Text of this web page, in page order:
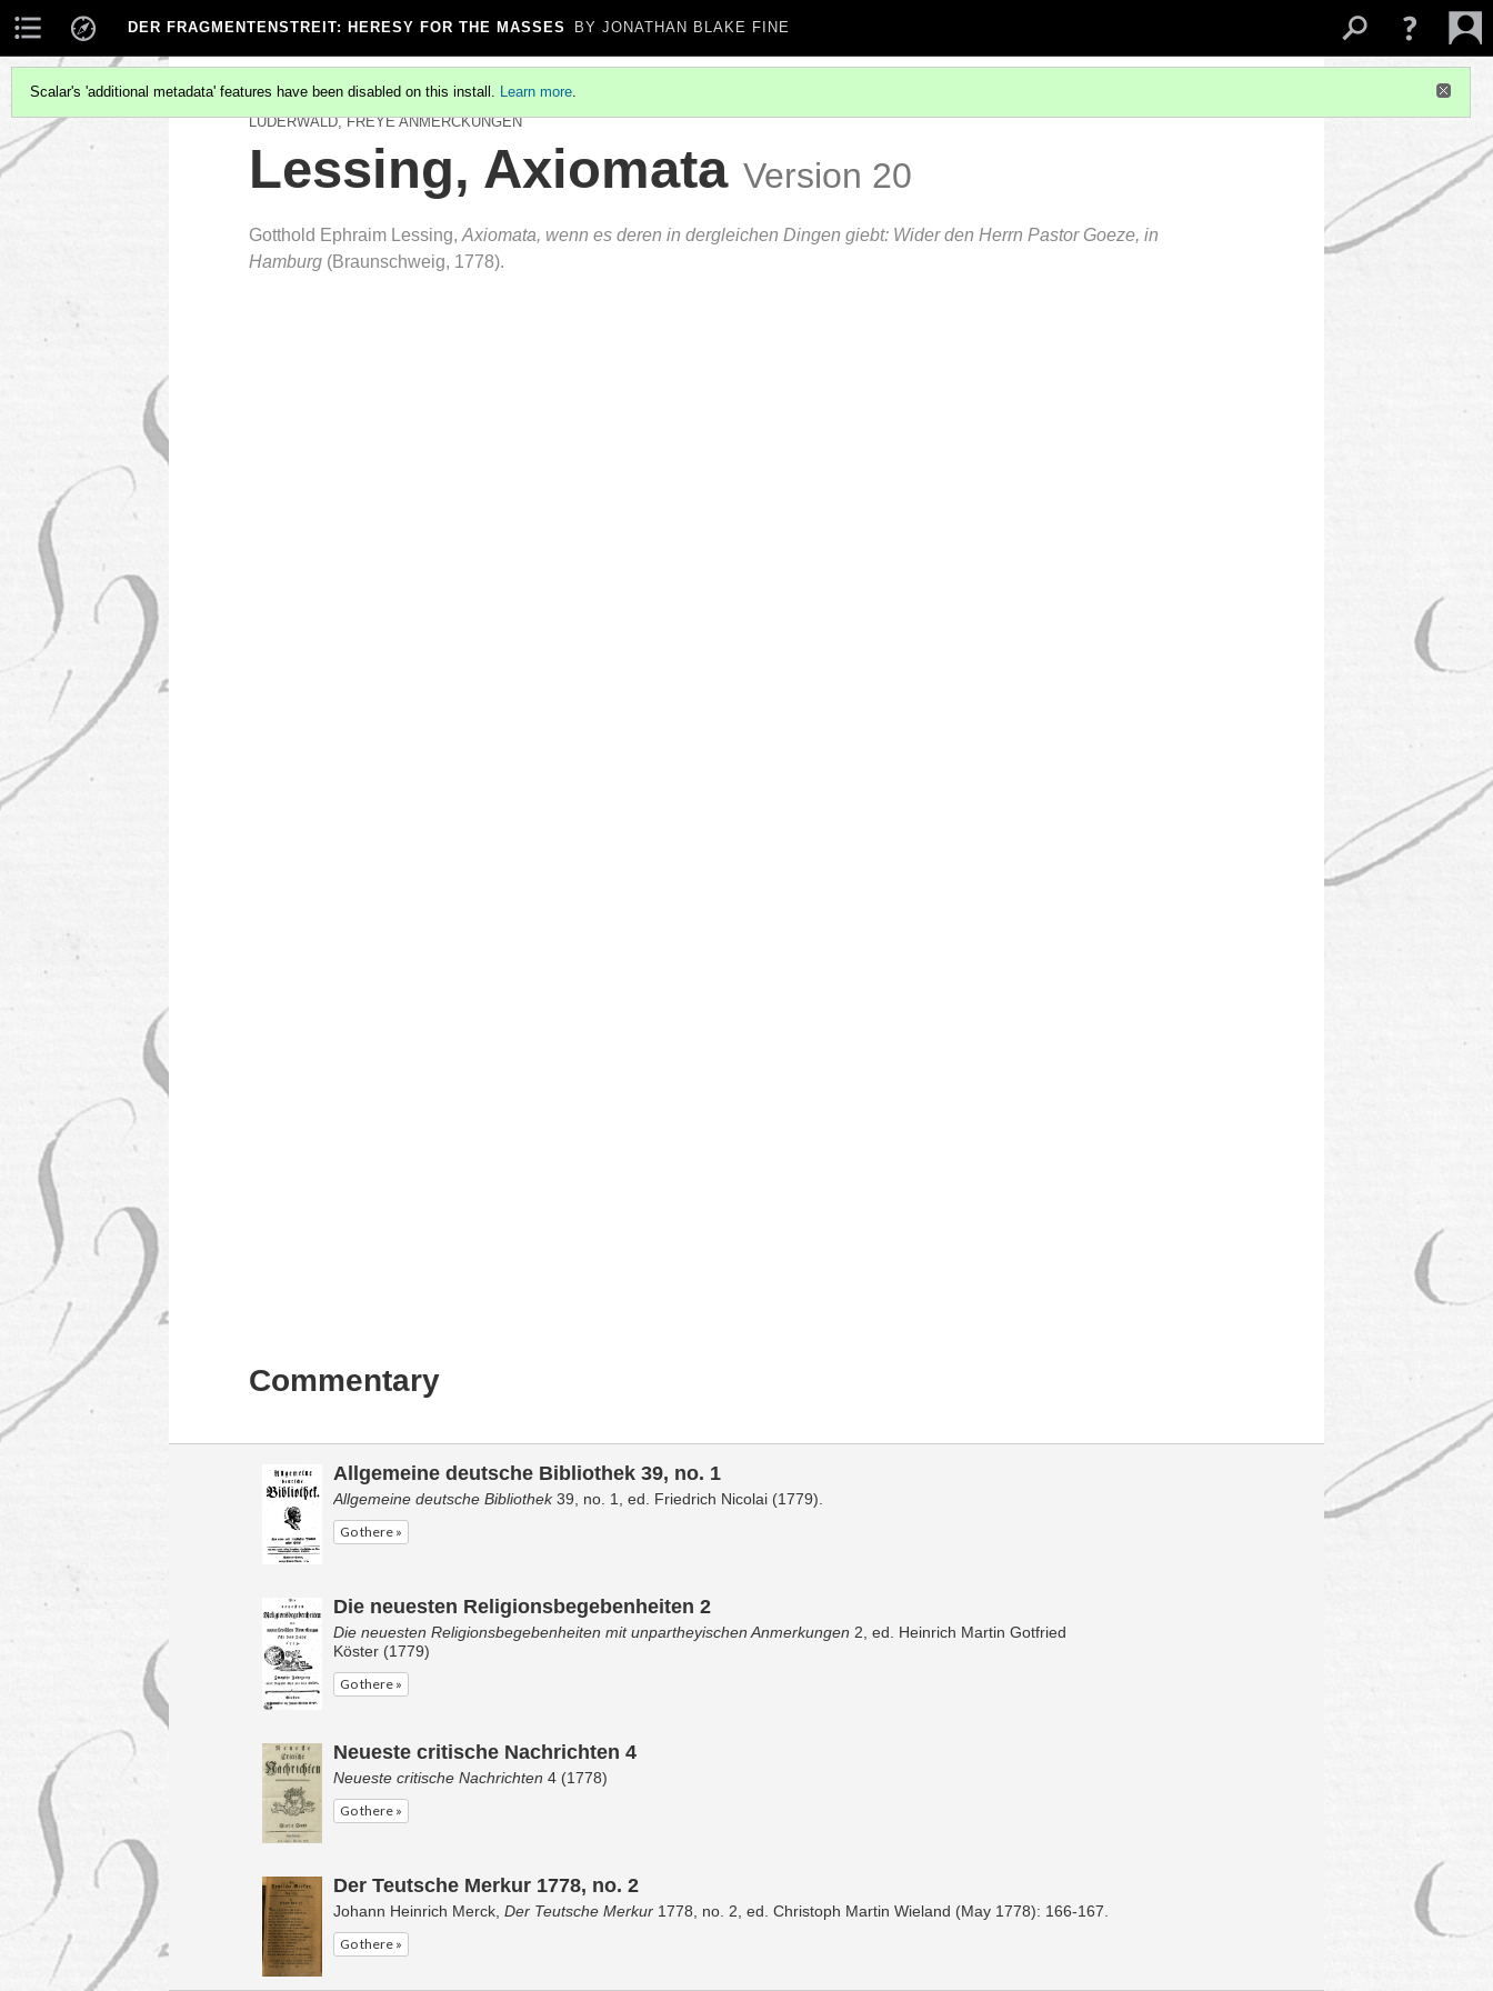
DER FRAGMENTENSTREIT: HERESY FOR THE MASSES BY JONATHAN BLAKE FINE
Scalar's 'additional metadata' features have been disabled on this install. Learn more.
LÜDERWALD, FREYE ANMERCKUNGEN
Lessing, Axiomata Version 20
Gotthold Ephraim Lessing, Axiomata, wenn es deren in dergleichen Dingen giebt: Wider den Herrn Pastor Goeze, in
Hamburg (Braunschweig, 1778).
Commentary
Allgemeine deutsche Bibliothek 39, no. 1
Allgemeine deutsche Bibliothek39, no. 1, ed. Friedrich Nicolai (1779).
Go there »
Die neuesten Religionsbegebenheiten 2
Die neuesten Religionsbegebenheiten mit unpartheyischen Anmerkungen 2, ed. Heinrich Martin Gotfried
Köster (1779)
Go there »
Neueste critische Nachrichten 4
Neueste critische Nachrichten 4 (1778)
Go there »
Der Teutsche Merkur 1778, no. 2
Johann Heinrich Merck, Der Teutsche Merkur 1778, no. 2, ed. Christoph Martin Wieland (May 1778): 166-167.
Go there »